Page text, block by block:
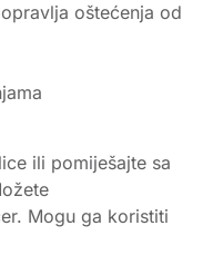
oštećenja od
ili pomiješajte sa
Mogu ga koristiti